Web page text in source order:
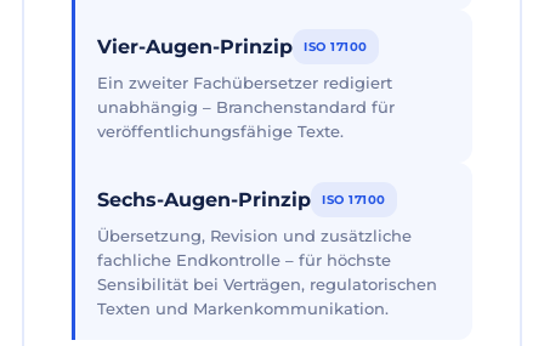
Vier-Augen-Prinzip ISO 17100
Ein zweiter Fachübersetzer redigiert
unabhängig – Branchenstandard für
veröffentlichungsfähige Texte.
Sechs-Augen-Prinzip ISO 17100
Übersetzung, Revision und zusätzliche
fachliche Endkontrolle – für höchste
Sensibilität bei Verträgen, regulatorischen
Texten und Markenkommunikation.